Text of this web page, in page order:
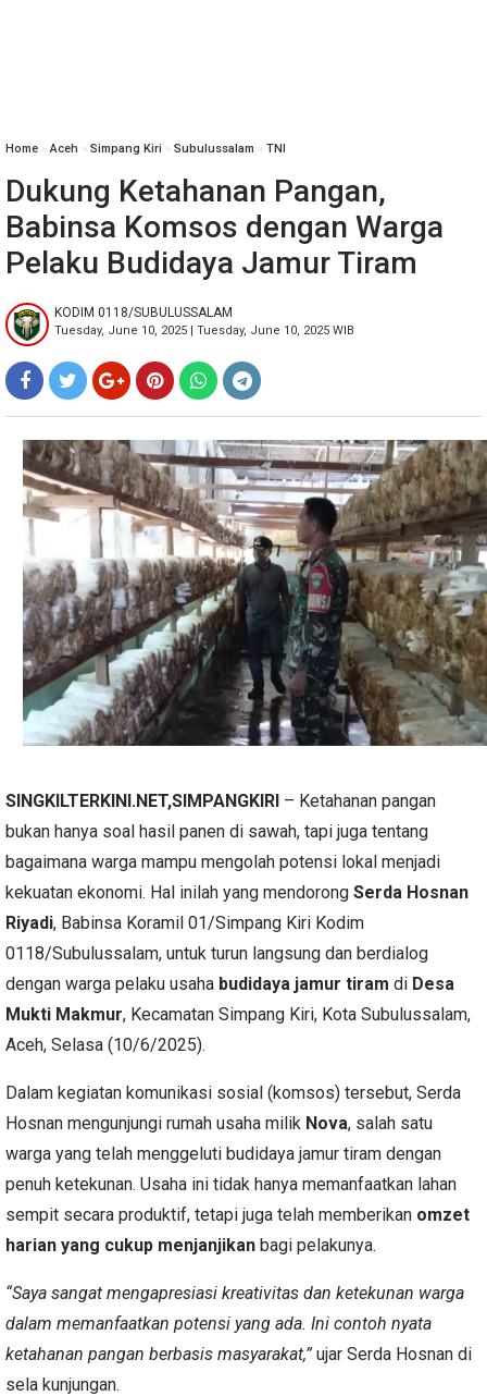
Home »‎Aceh » ‎Simpang Kiri » Subulussalam » TNI
Dukung Ketahanan Pangan,
Babinsa Komsos dengan Warga
Pelaku Budidaya Jamur Tiram
KODIM 0118/SUBULUSSALAM
Tuesday, June 10, 2025 | Tuesday, June 10, 2025 WIB
SINGKILTERKINI.NET,SIMPANGKIRI – Ketahanan pangan
bukan hanya soal hasil panen di sawah, tapi juga tentang
bagaimana warga mampu mengolah potensi lokal menjadi
kekuatan ekonomi. Hal inilah yang mendorong Serda Hosnan
Riyadi, Babinsa Koramil 01/Simpang Kiri Kodim
0118/Subulussalam, untuk turun langsung dan berdialog
dengan warga pelaku usaha budidaya jamur tiram di Desa
Mukti Makmur, Kecamatan Simpang Kiri, Kota Subulussalam,
Aceh, Selasa (10/6/2025).
Dalam kegiatan komunikasi sosial (komsos) tersebut, Serda
Hosnan mengunjungi rumah usaha milik Nova, salah satu
warga yang telah menggeluti budidaya jamur tiram dengan
penuh ketekunan. Usaha ini tidak hanya memanfaatkan lahan
sempit secara produktif, tetapi juga telah memberikan omzet
harian yang cukup menjanjikan bagi pelakunya.
“Saya sangat mengapresiasi kreativitas dan ketekunan warga
dalam memanfaatkan potensi yang ada. Ini contoh nyata
ketahanan pangan berbasis masyarakat,” ujar Serda Hosnan di
sela kunjungan.